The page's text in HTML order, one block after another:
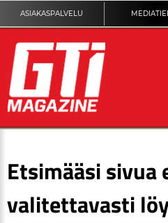
ASIAKASPALVELU
Etsimääsi sivua
valitettavasti